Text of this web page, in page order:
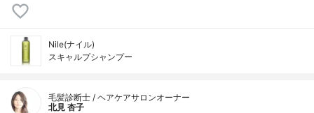
Nile(ナイル)
スキャルプシャンプー
毛髪診断士 / ヘアケアサロンオーナー
北見 杏子